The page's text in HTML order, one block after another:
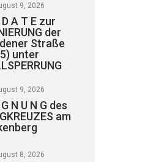
9, 2026
D A T E zur
der
Straße
unter
9, 2026
N U N G des
am
8, 2026